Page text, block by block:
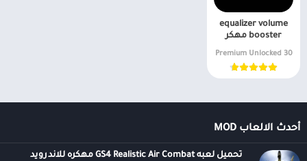
equalizer volume
booster مهكر
30 Premium Unlocked
أحدث الالعاب MOD
تحميل لعبه GS4 Realistic Air Combat مهكره للاندرويد